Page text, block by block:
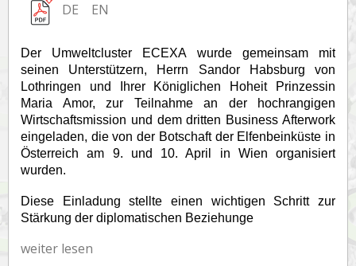
DE EN
Der Umweltcluster ECEXA wurde gemeinsam mit
seinen Unterstützern, Herrn Sandor Habsburg von
Lothringen und Ihrer Königlichen Hoheit Prinzessin
Maria Amor, zur Teilnahme an der hochrangigen
Wirtschaftsmission und dem dritten Business Afterwork
eingeladen, die von der Botschaft der Elfenbeinküste in
Österreich am 9. und 10. April in Wien organisiert
wurden.
Diese Einladung stellte einen wichtigen Schritt zur
Stärkung der diplomatischen Beziehunge
weiter lesen